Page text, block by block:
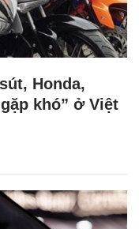
Honda,
khó” ở Việt